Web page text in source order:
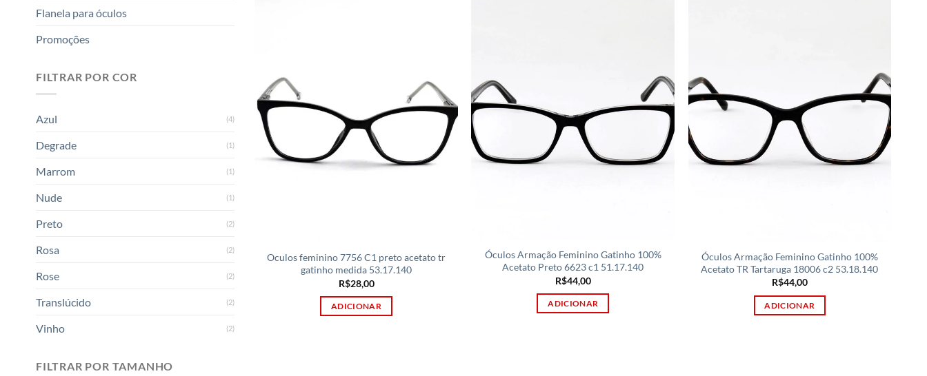
Flanela para óculos
Promoções
FILTRAR POR COR
Azul (4)
Degrade (1)
Marrom (1)
Nude (1)
Preto (2)
Rosa (2)
Rose (2)
Translúcido (2)
Vinho (2)
FILTRAR POR TAMANHO
Oculos feminino 7756 C1 preto acetato tr
gatinho medida 53.17.140
R$28,00
ADICIONAR
Óculos Armação Feminino Gatinho 100%
Acetato Preto 6623 c1 51.17.140
R$44,00
ADICIONAR
Óculos Armação Feminino Gatinho 100%
Acetato TR Tartaruga 18006 c2 53.18.140
R$44,00
ADICIONAR